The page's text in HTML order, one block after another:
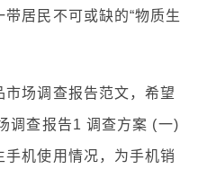
居民不可或缺的“物质生
场调查报告范文，希望
调查报告1 调查方案 (一)
机使用情况，为手机销